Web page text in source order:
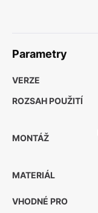
Parametry
VERZE
ROZSAH POUŽITÍ
MONTÁŽ
MATERIÁL
VHODNÉ PRO